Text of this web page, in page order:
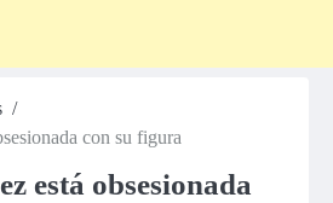
con su figura
está obsesionada